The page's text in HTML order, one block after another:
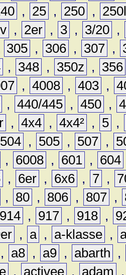
, 25 , 250 ,
, 2er , 3 , 3/20 ,
305 , 306 , 307 ,
, 348 , 350z ,
356
, 4008 , 403 ,
, 440/445 , 450 ,
, 4x4 , 4x4² , 5 ,
504 , 505 , 507 ,
, 6008 , 601 , 604
, 6er , 6x6 , 7 ,
, 80 , 806 , 807 ,
914 , 917 , 918 ,
, a , a-klasse ,
, a8 , a9 , abarth
,
, activee , adam